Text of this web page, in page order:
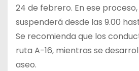
24 de febrero. En ese
suspenderá desde las 9.00
Se recomienda que los
ruta A-16, mientras se
aseo.